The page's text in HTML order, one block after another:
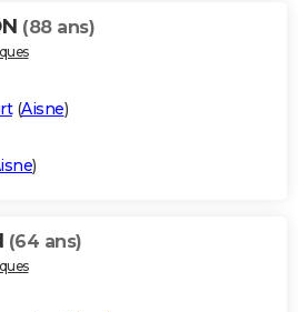
(88 ans)
(Aisne)
)
(64 ans)